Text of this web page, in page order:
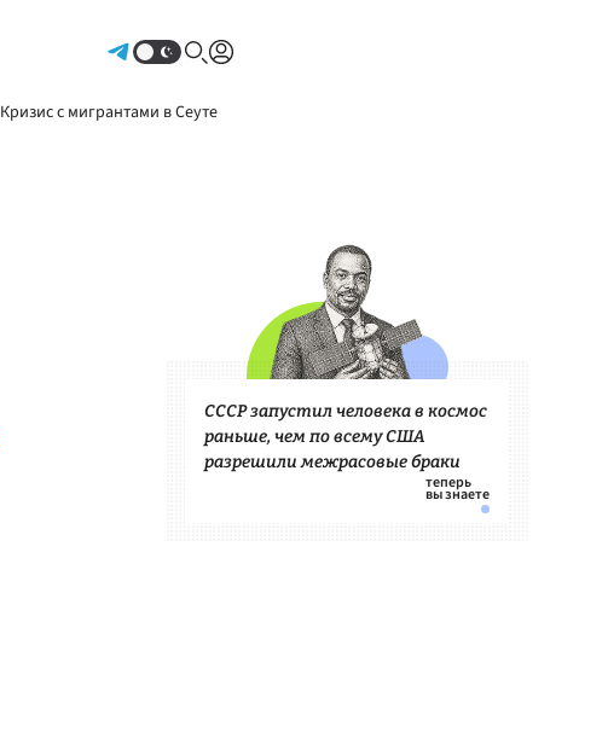
Кризис с мигрантами в Сеуте
СССР запустил человека в космос
раньше, чем по всему США
разрешили межрасовые браки